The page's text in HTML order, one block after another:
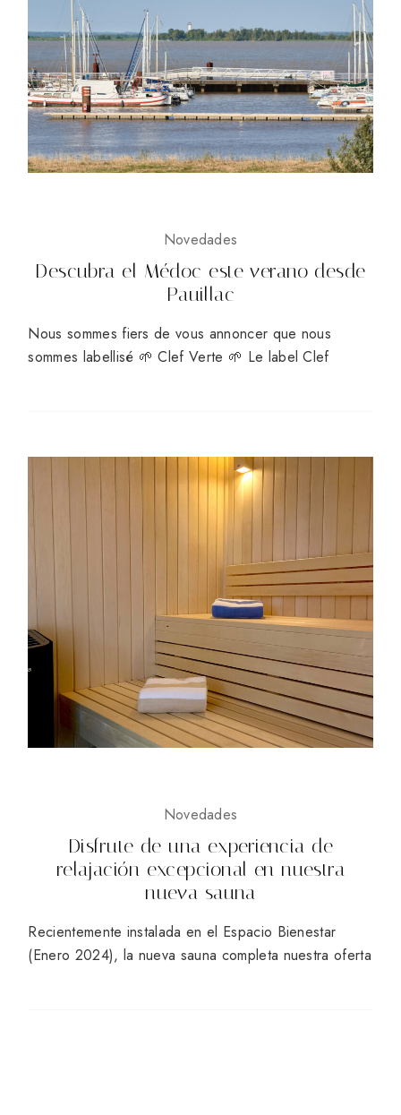
Novedades
Descubra el Médoc este verano desde
Pauillac
Nous sommes fiers de vous annoncer que nous
sommes labellisé 🌱 Clef Verte 🌱 Le label Clef
Novedades
Disfrute de una experiencia de
relajación excepcional en nuestra
nueva sauna
Recientemente instalada en el Espacio Bienestar
(Enero 2024), la nueva sauna completa nuestra oferta